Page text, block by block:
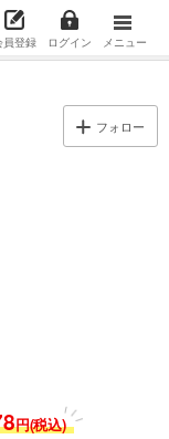
員登録 ログイン メニュー
フォロー
円(税込)